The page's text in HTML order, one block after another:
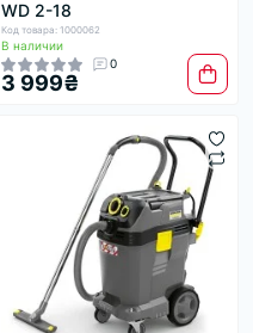
WD 2-18
Код товара: 1000062
В наличии
0
3 999₴